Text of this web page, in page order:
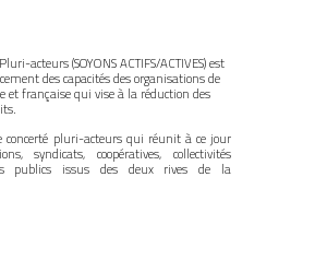
acteurs (SOYONS ACTIFS/ACTIVES) est
des capacités des organisations de
et française qui vise à la réduction des
concerté pluri-acteurs qui réunit à ce jour
syndicats, coopératives, collectivités
publics issus des deux rives de la